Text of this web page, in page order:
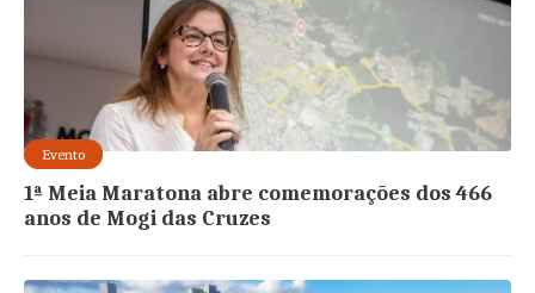
Evento
1ª Meia Maratona abre comemorações dos 466
anos de Mogi das Cruzes